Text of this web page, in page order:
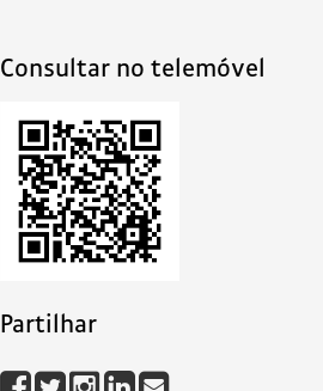
Consultar no telemóvel
Partilhar